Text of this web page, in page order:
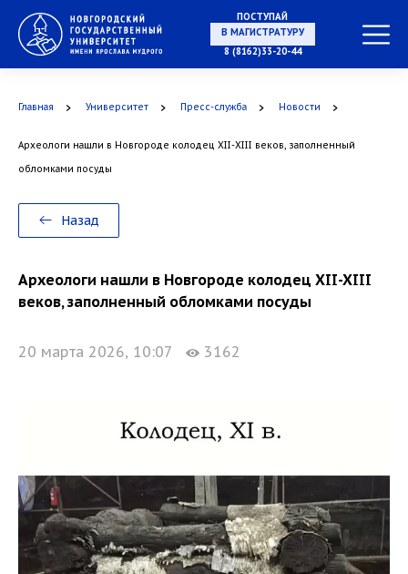
ПОСТУПАЙ
В МАГИСТРАТУРУ
8 (8162)33-20-44
Главная Университет Пресс-служба Новости
Археологи нашли в Новгороде колодец XII-XIII веков, заполненный
обломками посуды
Назад
Археологи нашли в Новгороде колодец XII-XIII
веков, заполненный обломками посуды
20 марта 2026, 10:07 3162